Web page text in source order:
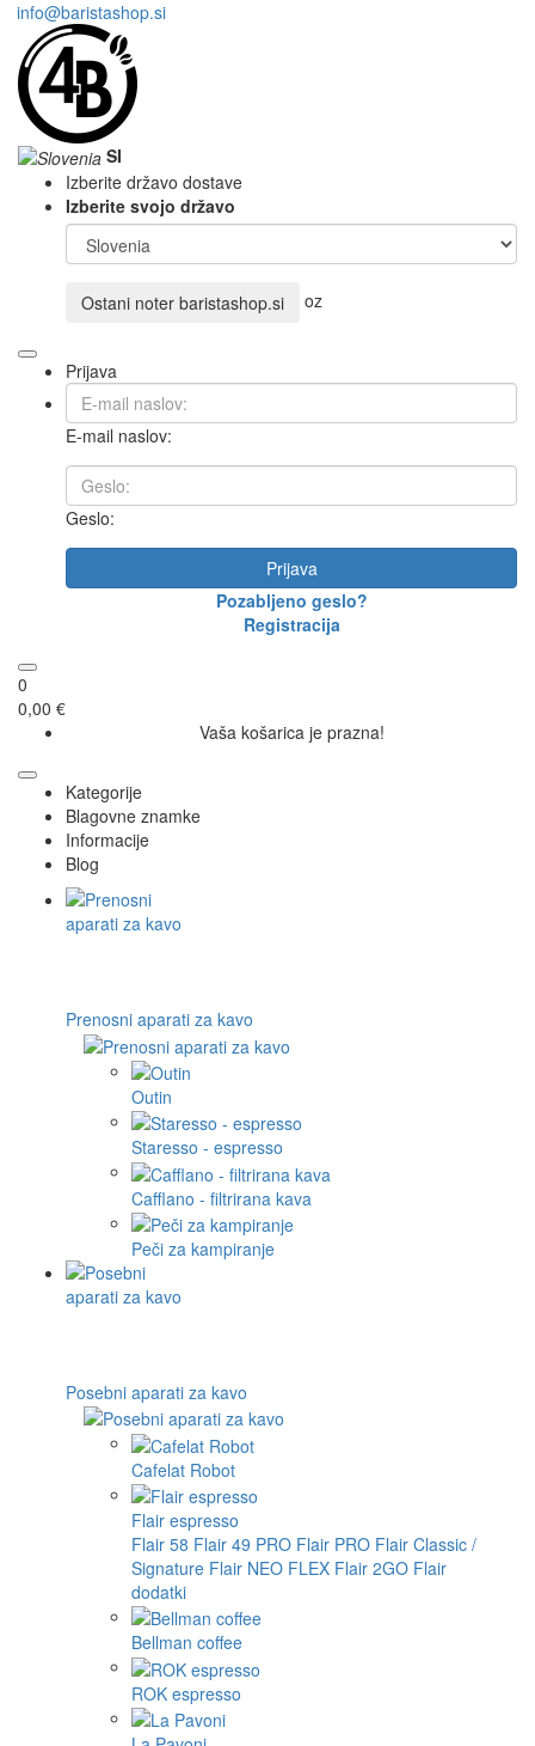
info@baristashop.si
SI
Izberite državo dostave
Izberite svojo državo
Ostani noter baristashop.si oz
Prijava
E-mail naslov:
Geslo:
Prijava
Pozabljeno geslo?
Registracija
0
0,00 €
Vaša košarica je prazna!
Kategorije
Blagovne znamke
Informacije
Blog
Prenosni aparati za kavo
Outin
Staresso - espresso
Cafflano - filtrirana kava
Peči za kampiranje
Posebni aparati za kavo
Cafelat Robot
Flair espresso
Flair 58 Flair 49 PRO Flair PRO Flair Classic /
Signature Flair NEO FLEX Flair 2GO Flair
dodatki
Bellman coffee
ROK espresso